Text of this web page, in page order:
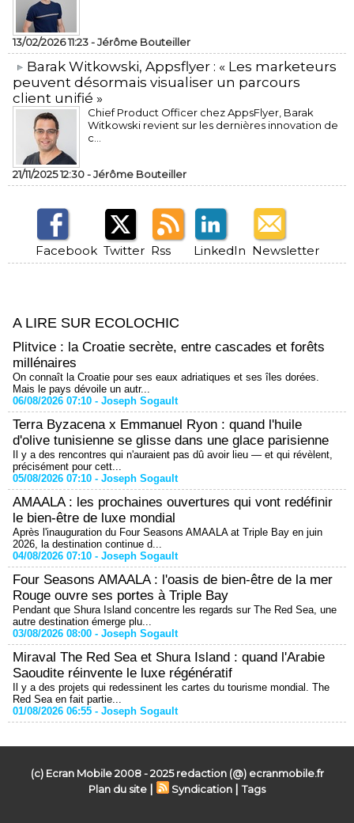
13/02/2026 11:23 -Jérôme Bouteiller
​Barak Witkowski, Appsflyer : « Les marketeurs
peuvent désormais visualiser un parcours
client unifié »
Chief Product Officer chez AppsFlyer, ​Barak
Witkowski revient sur les dernières innovation de
c...
21/11/2025 12:30 -Jérôme Bouteiller
Facebook Twitter Rss LinkedIn Newsletter
A LIRE SUR ECOLOCHIC
Plitvice : la Croatie secrète, entre cascades et forêts
millénaires
On connaît la Croatie pour ses eaux adriatiques et ses îles dorées.
Mais le pays dévoile un autr...
06/08/2026 07:10 - Joseph Sogault
Terra Byzacena x Emmanuel Ryon : quand l'huile
d'olive tunisienne se glisse dans une glace parisienne
Il y a des rencontres qui n'auraient pas dû avoir lieu — et qui révèlent,
précisément pour cett...
05/08/2026 07:10 - Joseph Sogault
AMAALA : les prochaines ouvertures qui vont redéfinir
le bien-être de luxe mondial
Après l'inauguration du Four Seasons AMAALA at Triple Bay en juin
2026, la destination continue d...
04/08/2026 07:10 - Joseph Sogault
Four Seasons AMAALA : l'oasis de bien-être de la mer
Rouge ouvre ses portes à Triple Bay
Pendant que Shura Island concentre les regards sur The Red Sea, une
autre destination émerge plu...
03/08/2026 08:00 - Joseph Sogault
Miraval The Red Sea et Shura Island : quand l'Arabie
Saoudite réinvente le luxe régénératif
Il y a des projets qui redessinent les cartes du tourisme mondial. The
Red Sea en fait partie...
01/08/2026 06:55 - Joseph Sogault
(c) Ecran Mobile 2008 - 2025 redaction (@) ecranmobile.fr
Plan du site | Syndication |Tags